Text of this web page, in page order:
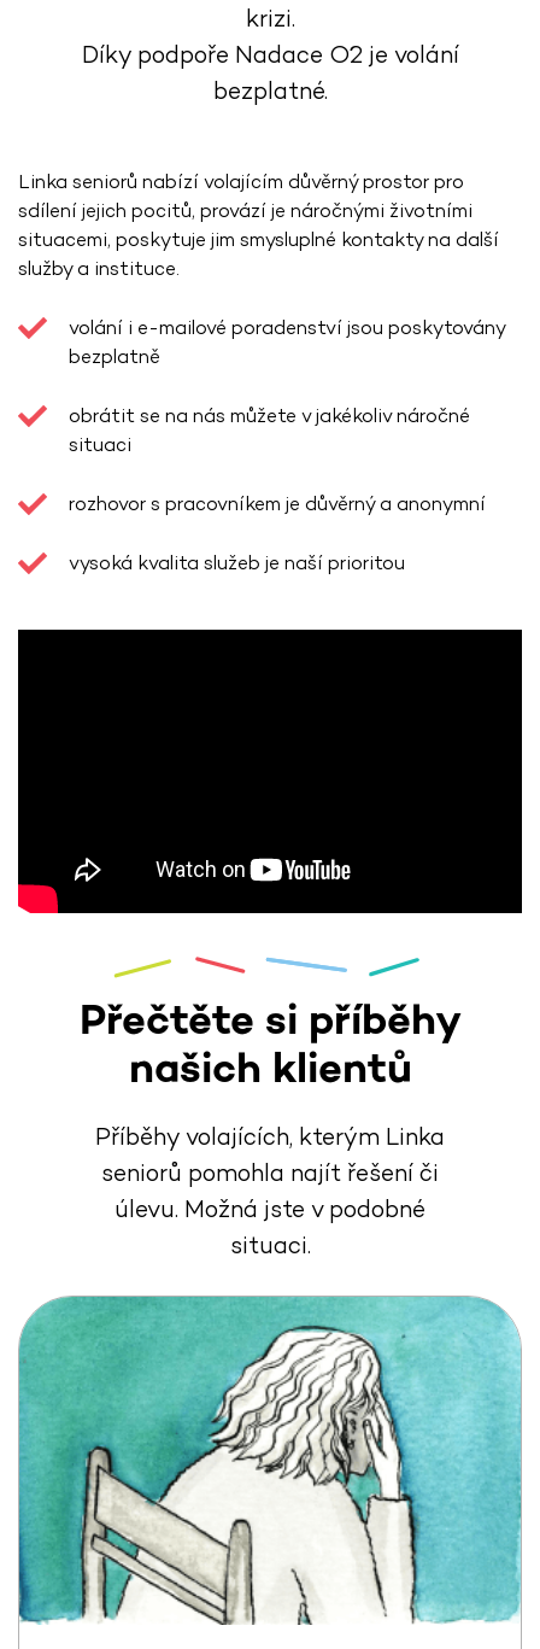
krizi.
Díky podpoře Nadace O2 je volání
bezplatné.
Linka seniorů nabízí volajícím důvěrný prostor pro
sdílení jejich pocitů, provází je náročnými životními
situacemi, poskytuje jim smysluplné kontakty na další
služby a instituce.
volání i e-mailové poradenství jsou poskytovány
bezplatně
obrátit se na nás můžete v jakékoliv náročné
situaci
rozhovor s pracovníkem je důvěrný a anonymní
vysoká kvalita služeb je naší prioritou
Přečtěte si příběhy
našich klientů
Příběhy volajících, kterým Linka
seniorů pomohla najít řešení či
úlevu. Možná jste v podobné
situaci.